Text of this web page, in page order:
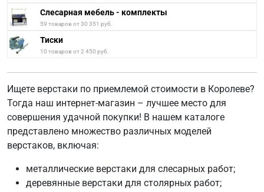
Слесарная мебель - комплекты
59 товаров от 30 351 руб.
Тиски
10 товаров от 2 450 руб.
Ищете верстаки по приемлемой стоимости в Королеве?
Тогда наш интернет-магазин – лучшее место для
совершения удачной покупки! В нашем каталоге
представлено множество различных моделей
верстаков, включая:
металлические верстаки для слесарных работ;
деревянные верстаки для столярных работ;